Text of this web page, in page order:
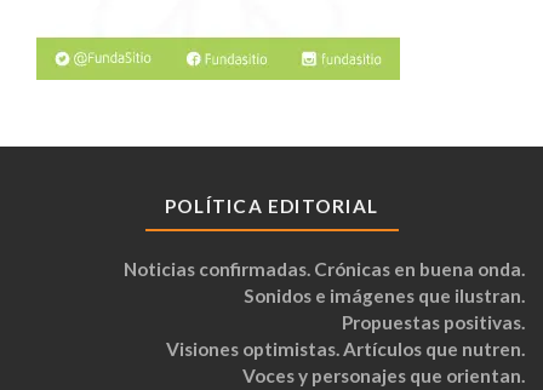
POLÍTICA EDITORIAL
Noticias confirmadas. Crónicas en buena onda.
Sonidos e imágenes que ilustran.
Propuestas positivas.
Visiones optimistas. Artículos que nutren.
Voces y personajes que orientan.